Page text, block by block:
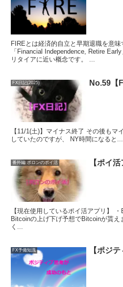
FIREとは経済的自立と早期退職を意
「Financial Independence, Retire
リタイアに近い概念です。 ...
FX日記(2025) No.59【
【11/1(土)】マイナス終了 その後も
していたのですが、 NY時間になると...
番外編 ポロンのポイ活 【ポイ
【現在使用しているポイ活アプリ】
Bitcoinの上げ下げ予想でBitcoinが貰
く...
FX予備知識 【ポジ